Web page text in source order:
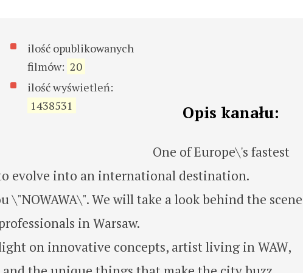
ilość opublikowanych
filmów: 20
ilość wyświetleń:
1438531
Opis kanału:
One of Europe\'s fastest
evolve into an international destination.
\"NOWAWA\". We will take a look behind the
in Warsaw.
on innovative concepts, artist living in WAW,